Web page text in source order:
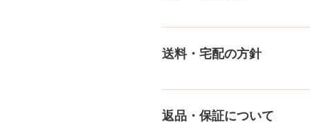
多種多様な品ぞろえ！工場
身、下半身、男性ドールや
送料・宅配の方針
送料は全国一律送料無料！
料・配送の方針をもっと見る
返品・保証について